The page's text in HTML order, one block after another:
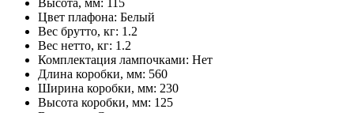
Цвет плафона: Белый
Вес брутто, кг: 1.2
Вес нетто, кг: 1.2
Комплектация лампочками: Нет
Длина коробки, мм: 560
Ширина коробки, мм: 230
Высота коробки, мм: 125